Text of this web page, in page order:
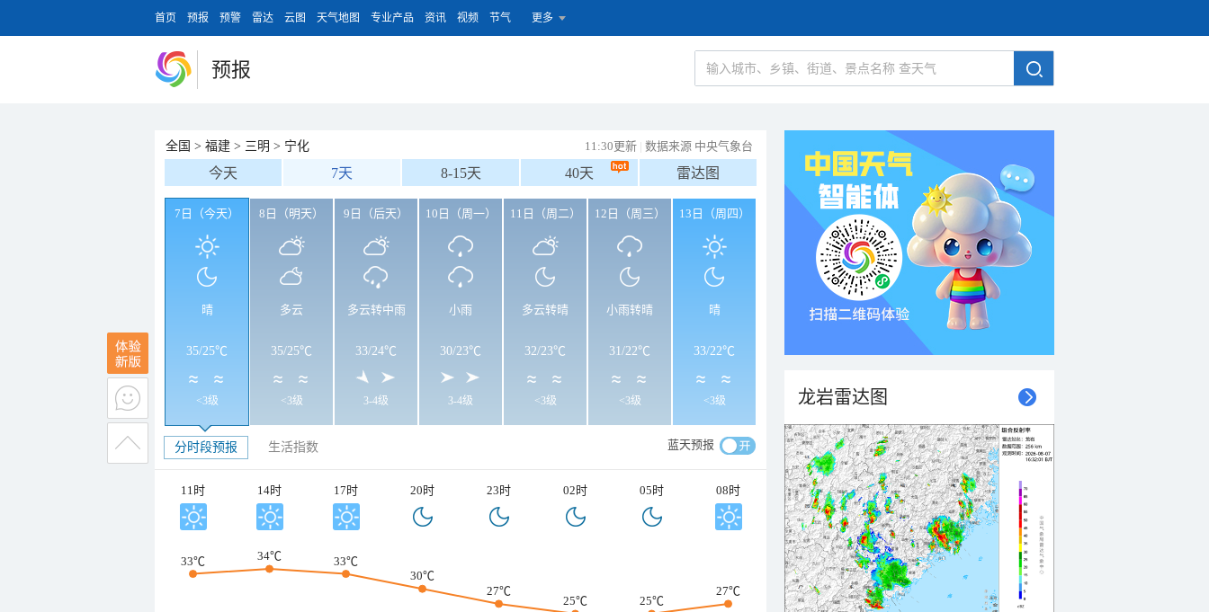
首页 预报 预警 雷达 云图 天气地图 专业产品 资讯 视频 节气 更多
预报
全国 > 福建 > 三明 > 宁化 11:30更新 | 数据来源 中央气象台
今天 7天 8-15天 40天 雷达图
7日（今天）
晴
35/25℃
<3级
8日（明天）
多云
35/25℃
<3级
9日（后天）
多云转中雨
33/24℃
3-4级
10日（周一）
小雨
30/23℃
3-4级
11日（周二）
多云转晴
32/23℃
<3级
12日（周三）
小雨转晴
31/22℃
<3级
13日（周四）
晴
33/22℃
<3级
分时段预报 生活指数 蓝天预报
11时 14时 17时 20时 23时 02时 05时 08时
33℃ 34℃
33℃
30℃
27℃
25℃ 25℃
27℃
龙岩雷达图